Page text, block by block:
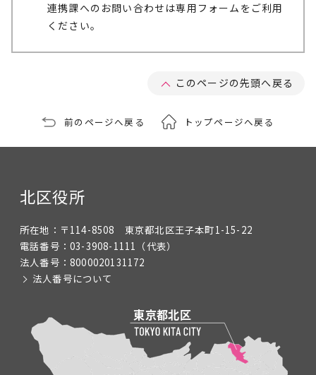
連携課へのお問い合わせは専用フォームをご利用
ください。
このページの先頭へ戻る
前のページへ戻る トップページへ戻る
北区役所
所在地： 〒114-8508 東京都北区王子本町1-15-22
電話番号： 03-3908-1111 （代表）
法人番号： 8000020131172
法人番号について